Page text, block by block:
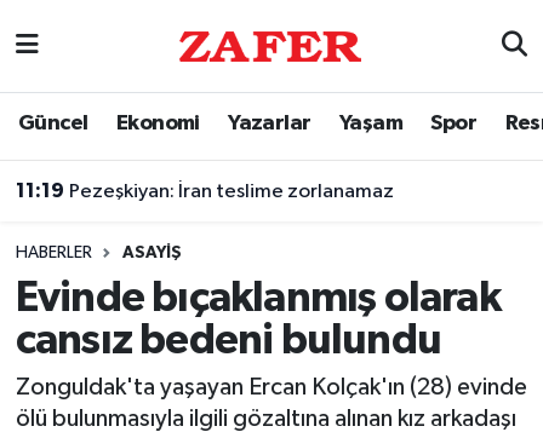
Güncel Ekonomi Yazarlar Yaşam Spor
11:19 Pezeşkiyan: İran teslime zorlanamaz
HABERLER ASAYIŞ
Evinde bıçaklanmış olarak
cansız bedeni bulundu
Zonguldak'ta yaşayan Ercan Kolçak'ın (28) evinde
ölü bulunmasıyla ilgili gözaltına alınan kız arkadaşı
Nöbetçi Eczaneler
Trafik Durumu
Süper Lig Puan Durumu ve Fikstür
Tüm Manşetler